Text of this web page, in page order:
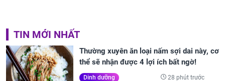
TIN MỚI NHẤT
Thường xuyên ăn loại nấm sợi dai này, cơ
thể sẽ nhận được 4 lợi ích bất ngờ!
Dinh dưỡng 28 phút trước